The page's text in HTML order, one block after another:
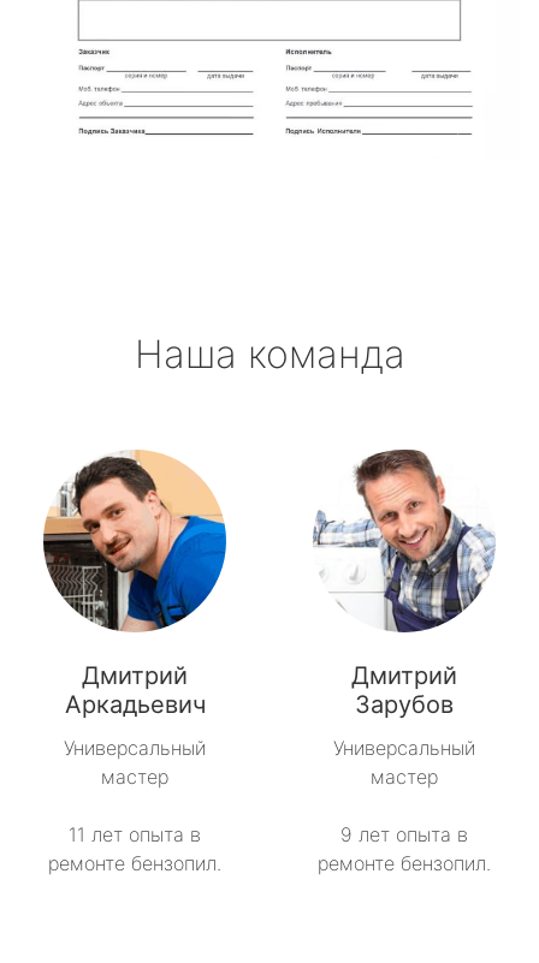
Наша команда
Дмитрий
Аркадьевич
Универсальный
мастер
11 лет опыта в
ремонте бензопил.
Дмитрий
Зарубов
Универсальный
мастер
9 лет опыта в
ремонте бензопил.